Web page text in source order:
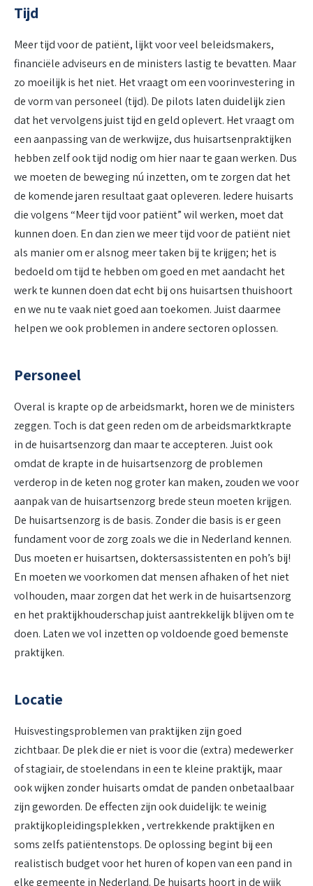
Tijd
Meer tijd voor de patiënt, lijkt voor veel beleidsmakers,
financiële adviseurs en de ministers lastig te bevatten. Maar
zo moeilijk is het niet. Het vraagt om een voorinvestering in
de vorm van personeel (tijd). De pilots laten duidelijk zien
dat het vervolgens juist tijd en geld oplevert. Het vraagt om
een aanpassing van de werkwijze, dus huisartsenpraktijken
hebben zelf ook tijd nodig om hier naar te gaan werken. Dus
we moeten de beweging nú inzetten, om te zorgen dat het
de komende jaren resultaat gaat opleveren. Iedere huisarts
die volgens “Meer tijd voor patiënt” wil werken, moet dat
kunnen doen. En dan zien we meer tijd voor de patiënt niet
als manier om er alsnog meer taken bij te krijgen; het is
bedoeld om tijd te hebben om goed en met aandacht het
werk te kunnen doen dat echt bij ons huisartsen thuishoort
en we nu te vaak niet goed aan toekomen. Juist daarmee
helpen we ook problemen in andere sectoren oplossen.
Personeel
Overal is krapte op de arbeidsmarkt, horen we de ministers
zeggen. Toch is dat geen reden om de arbeidsmarktkrapte
in de huisartsenzorg dan maar te accepteren. Juist ook
omdat de krapte in de huisartsenzorg de problemen
verderop in de keten nog groter kan maken, zouden we voor
aanpak van de huisartsenzorg brede steun moeten krijgen.
De huisartsenzorg is de basis. Zonder die basis is er geen
fundament voor de zorg zoals we die in Nederland kennen.
Dus moeten er huisartsen, doktersassistenten en poh’s bij!
En moeten we voorkomen dat mensen afhaken of het niet
volhouden, maar zorgen dat het werk in de huisartsenzorg
en het praktijkhouderschap juist aantrekkelijk blijven om te
doen. Laten we vol inzetten op voldoende goed bemenste
praktijken.
Locatie
Huisvestingsproblemen van praktijken zijn goed
zichtbaar. De plek die er niet is voor die (extra) medewerker
of stagiair, de stoelendans in een te kleine praktijk, maar
ook wijken zonder huisarts omdat de panden onbetaalbaar
zijn geworden. De effecten zijn ook duidelijk: te weinig
praktijkopleidingsplekken , vertrekkende praktijken en
soms zelfs patiëntenstops. De oplossing begint bij een
realistisch budget voor het huren of kopen van een pand in
elke gemeente in Nederland. De huisarts hoort in de wijk